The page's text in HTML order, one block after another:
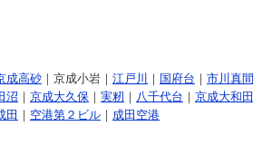
成高砂 ｜京成小岩｜ 江戸川 ｜ 国府台 ｜ 市川真間
沼 ｜ 京成大久保 ｜ 実籾 ｜ 八千代台 ｜ 京成大和田
田 ｜ 空港第２ビル ｜ 成田空港